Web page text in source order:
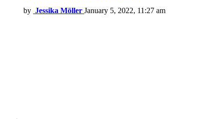
by Jessika Möller January 5, 2022, 11:27 am